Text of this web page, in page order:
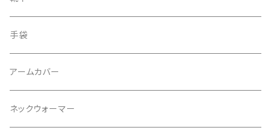
スカート
タンクトップ
プルオーバー
イヤリング
ネックレス
ブレスレット
手袋
アームカバー
ネックウォーマー